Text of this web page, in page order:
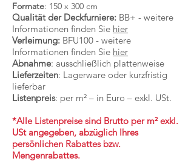
Formate: 150 x 300 cm
Qualität der Deckfurniere: ​ BB+ - weitere
Informationen finden Sie hier
Verleimung: BFU100 - weitere
Informationen finden Sie hier
Abnahme: ausschließlich plattenweise
Lieferzeiten: Lagerware oder kurzfristig
lieferbar
Listenpreis: per m² – in Euro – exkl. USt.
*Alle Listenpreise sind Brutto per m² exkl.
USt angegeben, abzüglich Ihres
persönlichen Rabattes bzw.
Mengenrabattes.